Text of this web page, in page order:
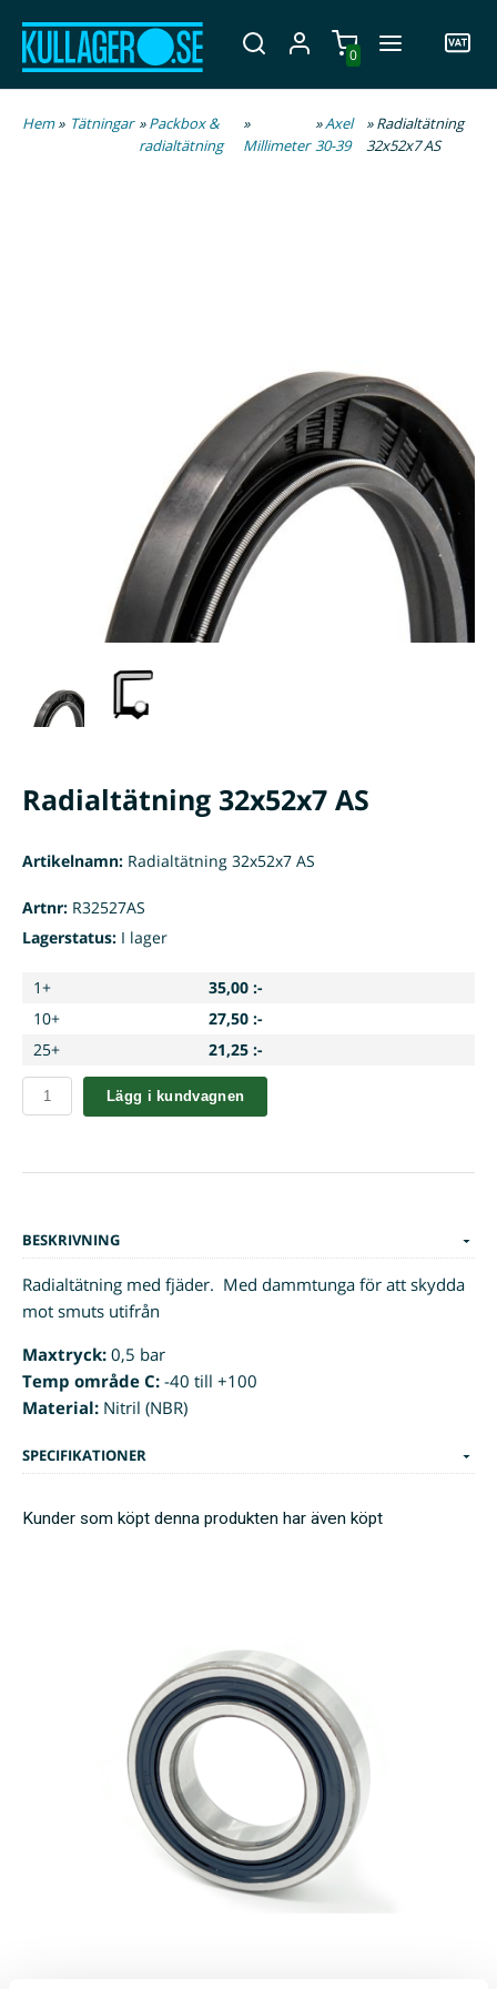
0
Hem» Tätningar »Packbox &
radialtätning
»
Millimeter
»Axel
30-39
» Radialtätning
32x52x7 AS
Radialtätning 32x52x7 AS
Artikelnamn: Radialtätning 32x52x7 AS
Artnr: R32527AS
Lagerstatus: I lager
1+
35,00 :-
10+
27,50 :-
25+
21,25 :-
Lägg i kundvagnen
BESKRIVNING
Radialtätning med fjäder. Med dammtunga för att skydda
mot smuts utifrån
Maxtryck:0,5 bar
Temp område C:-40 till +100
Material: Nitril (NBR)
SPECIFIKATIONER
Kunder som köpt denna produkten har även köpt